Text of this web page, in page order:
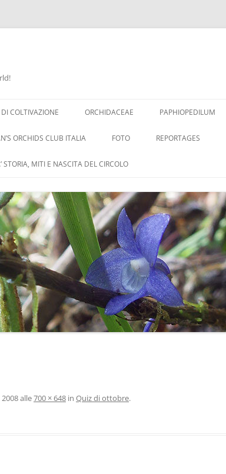
al
COLTIVAZIONE ORCHIDACEAE PAPHIOPEDILUM
ORCHIDS CLUB ITALIA FOTO REPORTAGES
STORIA, MITI E NASCITA DEL CIRCOLO
alle700 × 648 in Quiz di ottobre.